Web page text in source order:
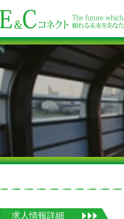
求人情報詳細